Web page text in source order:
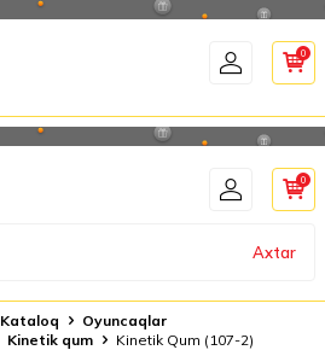
0
Axtar
0
Kataloq
Oyuncaqlar
Kinetik qum Kinetik Qum (107-2)